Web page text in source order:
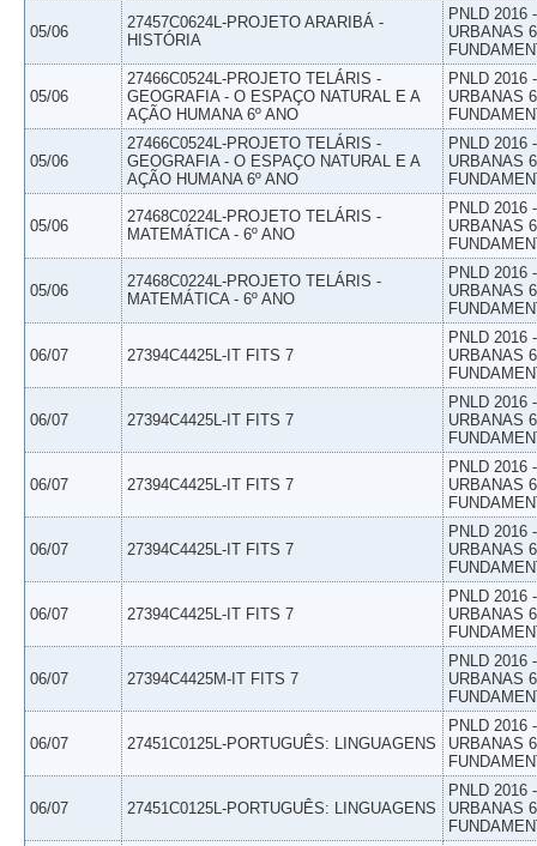
05/06
27457C0624L-PROJETO ARARIBÁ -
HISTÓRIA
PNLD 2016
URBANAS
05/06
27466C0524L-PROJETO TELÁRIS -
GEOGRAFIA - O ESPAÇO NATURAL E A
AÇÃO HUMANA 6º ANO
PNLD 2016
URBANAS
05/06
27466C0524L-PROJETO TELÁRIS -
GEOGRAFIA - O ESPAÇO NATURAL E A
AÇÃO HUMANA 6º ANO
PNLD 2016
URBANAS
05/06
27468C0224L-PROJETO TELÁRIS -
MATEMÁTICA - 6º ANO
PNLD 2016
URBANAS
05/06
27468C0224L-PROJETO TELÁRIS -
MATEMÁTICA - 6º ANO
PNLD 2016
URBANAS
06/07 27394C4425L-IT FITS 7
PNLD 2016
URBANAS
06/07 27394C4425L-IT FITS 7
PNLD 2016
URBANAS
06/07 27394C4425L-IT FITS 7
PNLD 2016
URBANAS
06/07 27394C4425L-IT FITS 7
PNLD 2016
URBANAS
06/07 27394C4425L-IT FITS 7
PNLD 2016
URBANAS
06/07 27394C4425M-IT FITS 7
PNLD 2016
URBANAS
06/07 27451C0125L-PORTUGUÊS: LINGUAGENS
PNLD 2016
URBANAS
06/07 27451C0125L-PORTUGUÊS: LINGUAGENS
PNLD 2016
URBANAS